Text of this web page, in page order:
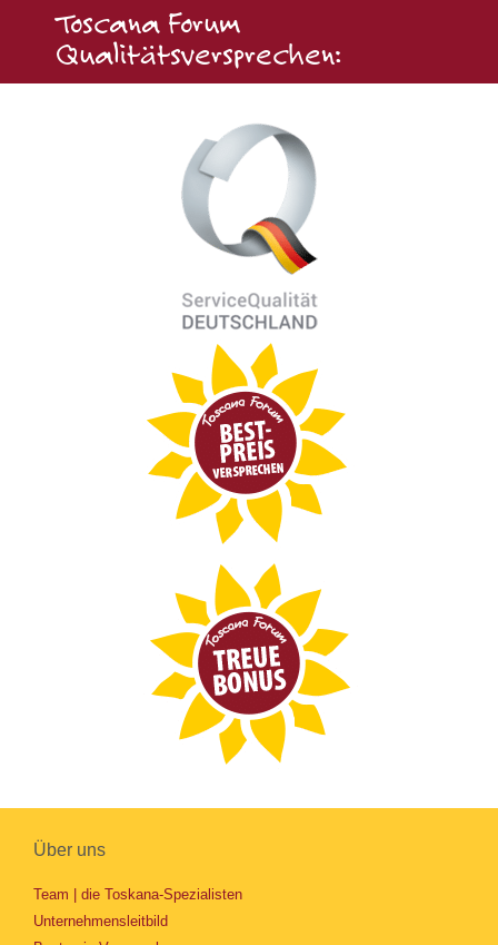
Toscana Forum
Qualitätsversprechen:
Über uns
Team | die Toskana-Spezialisten
Unternehmensleitbild